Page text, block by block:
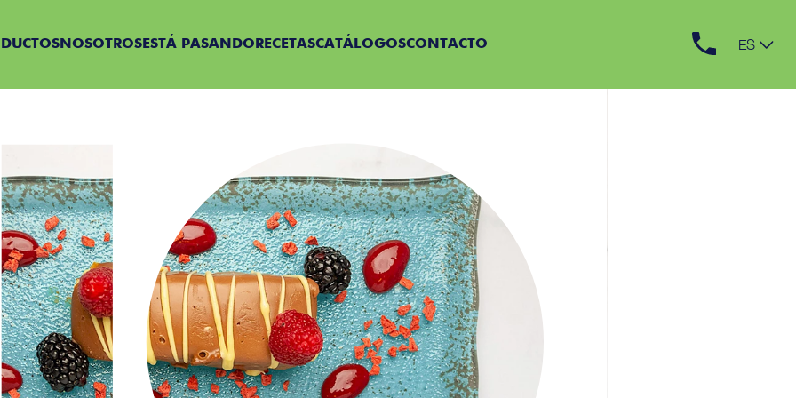
NOSOTROSESTÁ PASANDO RECETASCATÁLOGOSCONTACTO ES